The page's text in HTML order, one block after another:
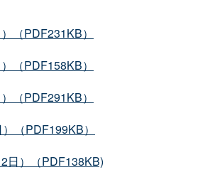
（PDF231KB）
（PDF158KB）
（PDF291KB）
（PDF199KB）
日）（PDF138KB)